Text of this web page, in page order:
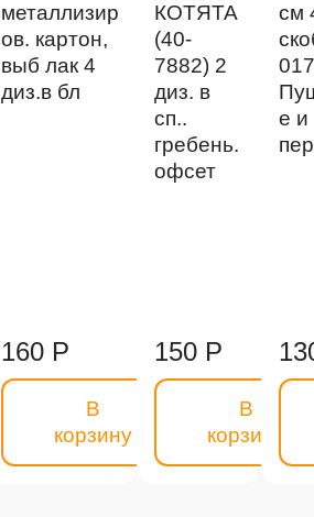
металлизир
ов. картон,
выб лак 4
диз.в бл
160 Р
В
корзину
КОТЯТА
(40-
7882) 2
диз. в
сп..
гребень.
офсет
150 Р
В
корзину
см
е и